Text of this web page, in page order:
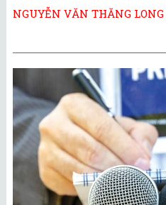
NGUYỄN VĂN THĂNG LONG